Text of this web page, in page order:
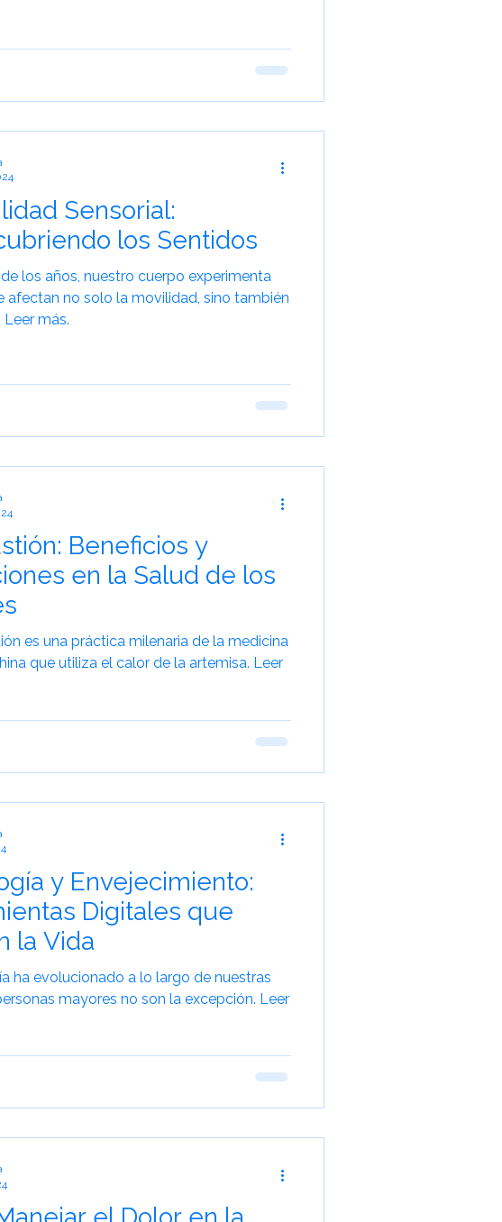
Sensorial:
los Sentidos
los años, nuestro cuerpo experimenta
afectan no solo la movilidad, sino también
más.
Beneficios y
en la Salud de los
es una práctica milenaria de la medicina
que utiliza el calor de la artemisa. Leer
y Envejecimiento:
Digitales que
la Vida
ha evolucionado a lo largo de nuestras
mayores no son la excepción. Leer